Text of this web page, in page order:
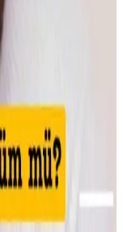
ve İyileştirmek
antibakteriyel
Yeşil renk
edilir, cilt
Çözümleri ve
etkisi ve
psikolojik etkiler ve